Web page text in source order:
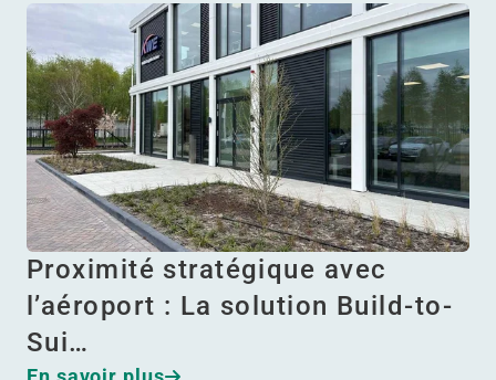
Proximité stratégique avec
l’aéroport : La solution Build-to-
Sui…